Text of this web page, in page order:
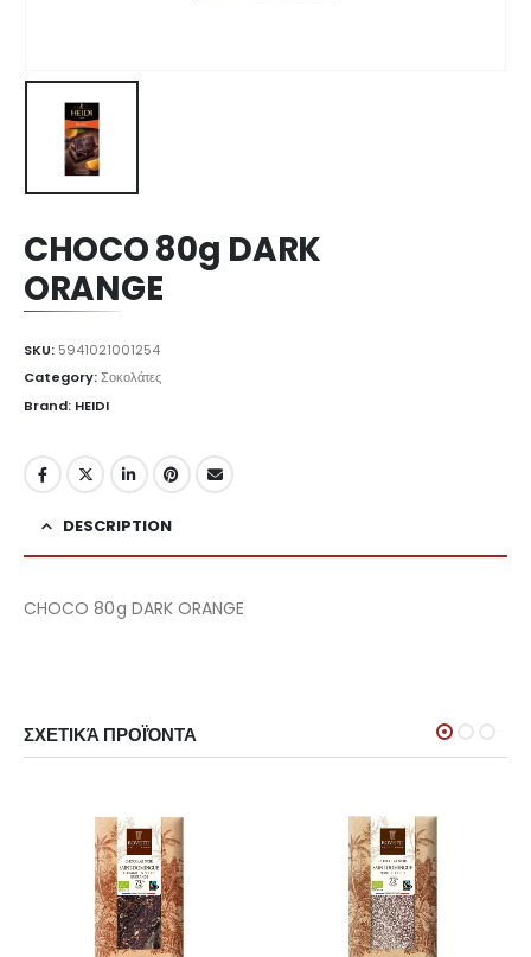
CHOCO 80g DARK
ORANGE
SKU: 5941021001254
Category:Σοκολάτες
Brand: HEIDI
DESCRIPTION
CHOCO 80g DARK ORANGE
ΣΧΕΤΙΚΆ ΠΡΟΪΌΝΤΑ